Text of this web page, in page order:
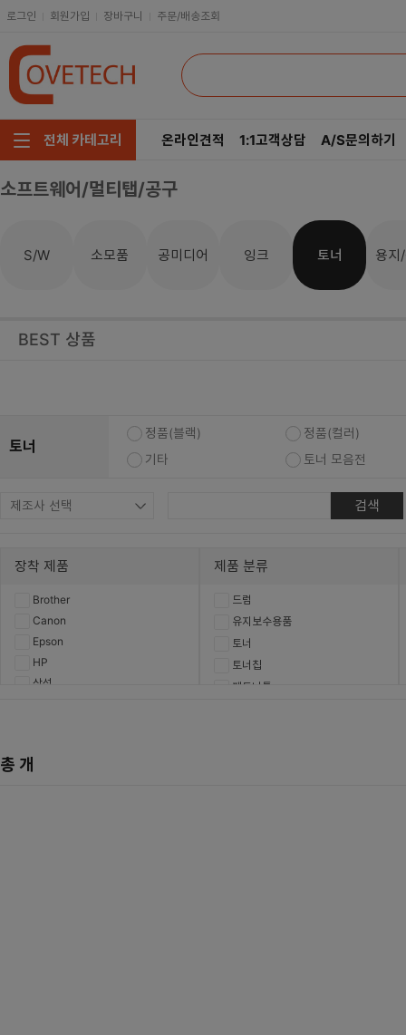
로그인 회원가입 장바구니 주문/배송조회
전체 카테고리
주요부품/키보드/마우스
소프트웨어/멀티탭/공구
마우스
AMD
온라인견적 1:1고객상담 A/S문의하기
소프트웨어/멀티탭/공구
S/W 소모품 공미디어 잉크 토너 용지
BEST 상품
토너
정품(블랙)
정품(컬러)
기타
토너 모음전
검색
장착 제품
Brother
Canon
Epson
HP
삼성
제품 분류
드럼
유지보수용품
토너
토너칩
폐토너통
총 개